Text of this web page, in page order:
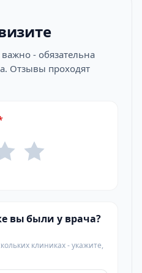
- обязательна
Отзывы проходят
вы были у врача?
клиниках - укажите,